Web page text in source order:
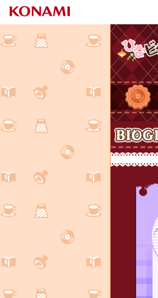
ひなビタ♪
TOP
Biography